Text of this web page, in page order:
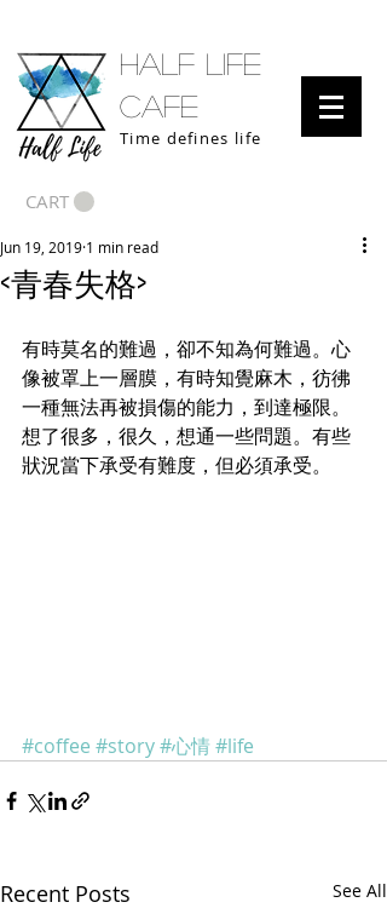
half life
cafe
Time defines life
CART
<青春失格>
Jun 19, 2019 1 min read
有時莫名的難過，卻不知為何難過。心
像被罩上一層膜，有時知覺麻木，彷彿
一種無法再被損傷的能力，到達極限。
想了很多，很久，想通一些問題。有些
狀況當下承受有難度，但必須承受。
#coffee #story#心情#life
Recent Posts See All